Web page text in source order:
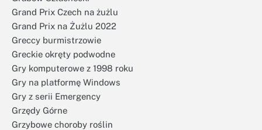
Grand Prix Czech na żużlu
Grand Prix na Żużlu 2022
Greccy burmistrzowie
Greckie okręty podwodne
Gry komputerowe z 1998 roku
Gry na platformę Windows
Gry z serii Emergency
Grzędy Górne
Grzybowe choroby roślin